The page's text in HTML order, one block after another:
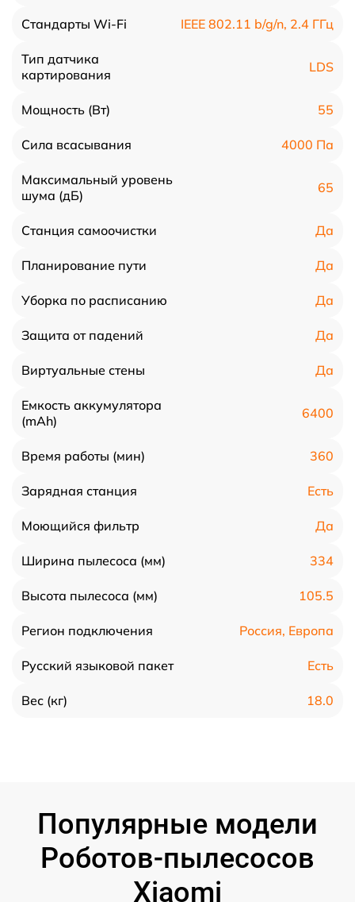
Стандарты Wi-Fi IEEE 802.11 b/g/n, 2.4 ГГц
Тип датчика
картирования
LDS
Мощность (Вт) 55
Сила всасывания 4000 Па
Максимальный уровень
шума (дБ)
65
Станция самоочистки Да
Планирование пути Да
Уборка по расписанию Да
Защита от падений Да
Виртуальные стены Да
Емкость аккумулятора
(mAh)
6400
Время работы (мин) 360
Зарядная станция Есть
Моющийся фильтр Да
Ширина пылесоса (мм) 334
Высота пылесоса (мм) 105.5
Регион подключения Россия, Европа
Русский языковой пакет Есть
Вес (кг) 18.0
Популярные модели
Роботов-пылесосов
Xiaomi